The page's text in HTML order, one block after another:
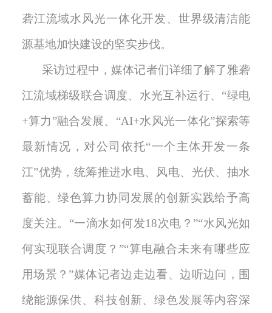
砻江流域水风光一体化开发、世界级清洁能
源基地加快建设的坚实步伐。
采访过程中，媒体记者们详细了解了雅砻
江流域梯级联合调度、水光互补运行、 “绿电
+算力”融合发展、“AI+水风光一体化”探索等
最新情况，对公司依托“一个主体开发一条
江”优势，统筹推进水电、风电、光伏、抽水
蓄能、绿色算力协同发展的创新实践给予高
度关注。“一滴水如何发18次电？”“水 风光如
何实现联合调度？”“算电融合未来有哪些应
用场景？”媒体记者边走边看、边听边问，围
绕能源保供、科技创新、绿色发展等内容深